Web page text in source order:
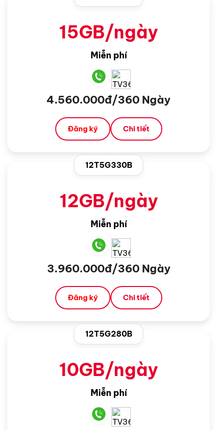
15GB/ngày
Miễn phí
4.560.000đ/360 Ngày
Đăng ký Chi tiết
12T5G330B
12GB/ngày
Miễn phí
3.960.000đ/360 Ngày
Đăng ký Chi tiết
12T5G280B
10GB/ngày
Miễn phí